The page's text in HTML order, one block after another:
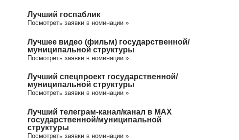
Лучший госпаблик
Посмотреть заявки в номинации »
Лучшее видео (фильм) государственной/
муниципальной структуры
Посмотреть заявки в номинации »
Лучший спецпроект государственной/
муниципальной структуры
Посмотреть заявки в номинации »
Лучший телеграм-канал/канал в МАХ
государственной/муниципальной
структуры
Посмотреть заявки в номинации »